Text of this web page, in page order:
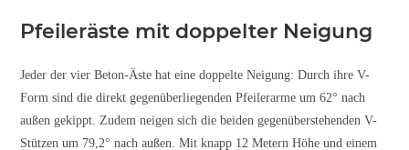
Pfeileräste mit doppelter Neigung
Jeder der vier Beton-Äste hat eine doppelte Neigung: Durch ihre V-
Form sind die direkt gegenüberliegenden Pfeilerarme um 62° nach
außen gekippt. Zudem neigen sich die beiden gegenüberstehenden V-
Stützen um 79,2° nach außen. Mit knapp 12 Metern Höhe und einem